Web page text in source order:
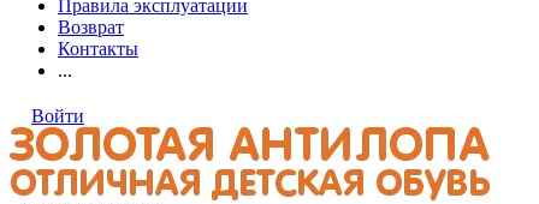
Правила эксплуатации
Возврат
Контакты
...
Войти